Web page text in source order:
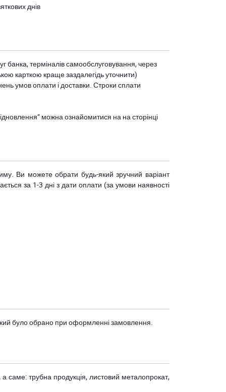
днів
банка, терміналів самообслуговування, через
карткою краще заздалегідь уточнити)
умов оплати і доставки. Строки сплати
можна ознайомитися на на сторінці
Ви можете обрати будь-який зручний варіант
за 1-3 дні з дати оплати (за умови наявності
було обрано при оформленні замовлення.
саме: трубна продукція, листовий металопрокат,